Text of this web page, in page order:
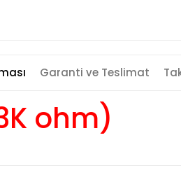
Garanti ve Teslimat
ohm)